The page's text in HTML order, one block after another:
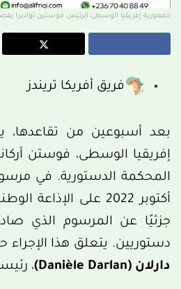
جمهورية إفريقيا الوسطى الرئيس فوستين تواديرا
فريق أفريكا تريندز
بعد أسبوعين من تقاعدها،
إفريقيا الوسطى، فوستن
أكتوبر 2022 على
جزئيًا عن المرسوم الذي
دستوريين. يتعلق هذا الإجراء
دارلان (Danièle Darlan)
،